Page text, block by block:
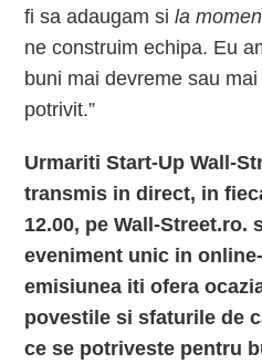
fi sa adaugam sila
ne construim echipa. Eu
buni mai devreme sau
potrivit.”
Urmariti Start-Up Wall-
transmis in direct, in
12.00, pe Wall-Street.ro.
eveniment unic in
emisiunea iti ofera
povestile si sfaturile de
ce se potriveste pentru